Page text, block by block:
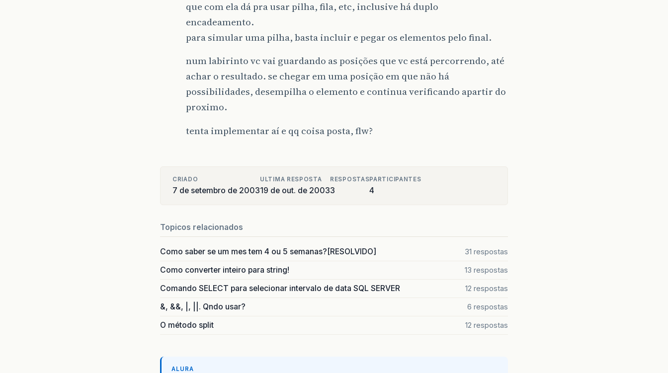
que com ela dá pra usar pilha, fila, etc, inclusive há duplo
encadeamento.
para simular uma pilha, basta incluir e pegar os elementos pelo final.
num labirinto vc vai guardando as posições que vc está percorrendo, até
achar o resultado. se chegar em uma posição em que não há
possibilidades, desempilha o elemento e continua verificando apartir do
proximo.
tenta implementar aí e qq coisa posta, flw?
CRIADO
7 de setembro de 2003
ULTIMA RESPOSTA
19 de out. de 2003
RESPOSTAS
3
PARTICIPANTES
4
Topicos relacionados
Como saber se um mes tem 4 ou 5 semanas?[RESOLVIDO] 31 respostas
Como converter inteiro para string! 13 respostas
Comando SELECT para selecionar intervalo de data SQL SERVER 12 respostas
&, &&, |, ||. Qndo usar? 6 respostas
O método split 12 respostas
ALURA